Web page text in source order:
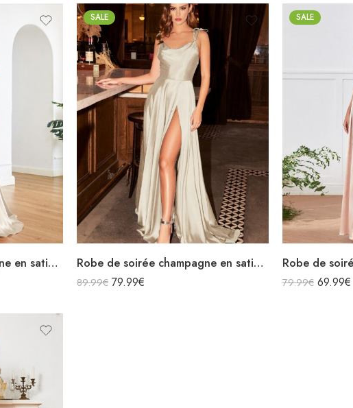
Robe de soirée champagne en satin décolleté carré longue fendue sirène
SALE
Robe de soirée champagne en satin fluide col bénitier bretelles longue fendue
89.99€ 79.99€
SALE
79.99€ 69.99€